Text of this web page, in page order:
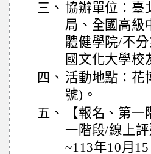
三、 協辦單位：臺
局、全國高級
體健學院/不
國文化大學校
四、 活動地點：花
號)。
五、
【報名、第
一階段/線上
~113年10月